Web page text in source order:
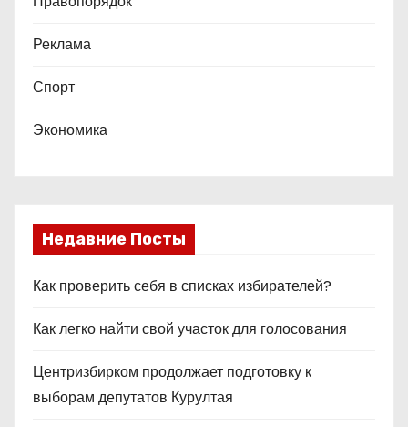
Реклама
Спорт
Экономика
Недавние Посты
Как проверить себя в списках избирателей?
Как легко найти свой участок для голосования
Центризбирком продолжает подготовку к
выборам депутатов Курултая